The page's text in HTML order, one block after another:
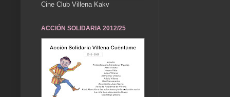
Cine Club Villena Kakv
ACCIÓN SOLIDARIA 2012/25